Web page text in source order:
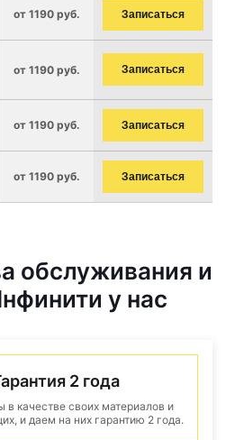
от 1190 руб. Записаться
от 1190 руб. Записаться
от 1190 руб. Записаться
от 1190 руб. Записаться
обслуживания и
у нас
2 года
качестве своих материалов и
и даем на них гарантию 2 года.